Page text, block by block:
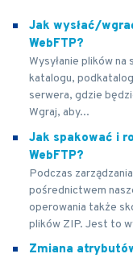
Jak wysłać/
WebFTP?
Wysyłanie plików
katalogu,
serwera, gdzie
Wgraj, aby...
Jak spakować i
WebFTP?
Podczas
pośrednictwem
operowania także
plików ZIP. Jest to
Zmiana